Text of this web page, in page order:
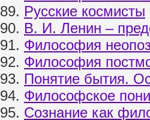
89. Русские космисты
90. В. И. Ленин –
91. Философия
92. Философия
93. Понятие бытия.
94. Философское
95. Сознание как